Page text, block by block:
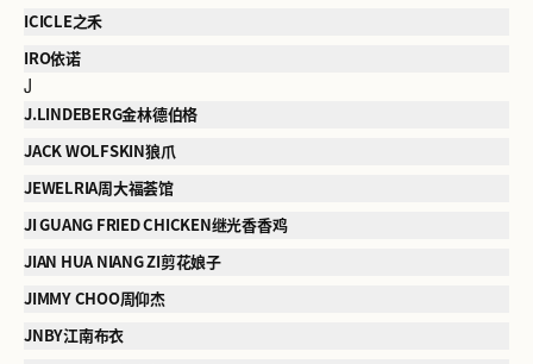
ICICLE之禾
IRO依诺
J
J.LINDEBERG金林德伯格
JACK WOLFSKIN狼爪
JEWELRIA周大福荟馆
JI GUANG FRIED CHICKEN继光香香鸡
JIAN HUA NIANG ZI剪花娘子
JIMMY CHOO周仰杰
JNBY江南布衣